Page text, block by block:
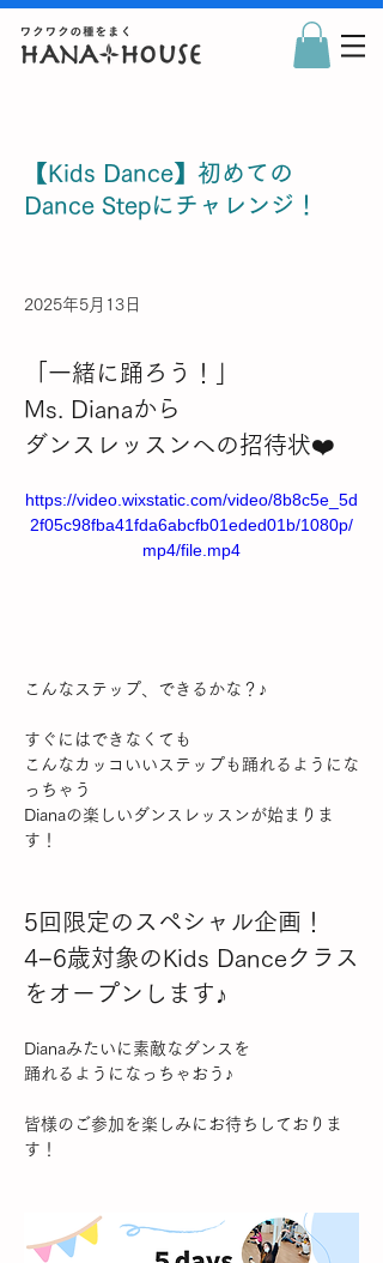
【Kids Dance】初めての
Dance Stepにチャレンジ！
2025年5月13日
「一緒に踊ろう！」
Ms. Dianaから
ダンスレッスンへの招待状❤️
https://video.wixstatic.com/video/8b8c5e_5d
2f05c98fba41fda6abcfb01eded01b/1080p/
mp4/file.mp4
こんなステップ、できるかな？♪
すぐにはできなくても
こんなカッコいいステップも踊れるようにな
っちゃう
Dianaの楽しいダンスレッスンが始まりま
す！
5回限定のスペシャル企画！
4−6歳対象のKids Danceクラス
をオープンします♪
Dianaみたいに素敵なダンスを
踊れるようになっちゃおう♪
皆様のご参加を楽しみにお待ちしておりま
す！